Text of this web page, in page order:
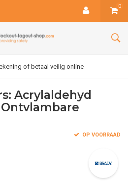
0
of betaal veilig online
Acrylaldehyd
OP VOORRAAD